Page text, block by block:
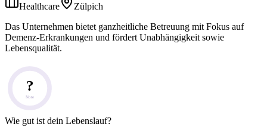
Healthcare
Zülpich
Das Unternehmen bietet ganzheitliche Betreuung mit Fokus auf
Demenz-Erkrankungen und fördert Unabhängigkeit sowie
Lebensqualität.
?
Note
Wie gut ist dein Lebenslauf?